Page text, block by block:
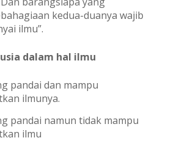
kedua-duanya wajib
ilmu”.
dalam hal ilmu
pandai dan mampu
ilmunya.
pandai namun tidak mampu
ilmu